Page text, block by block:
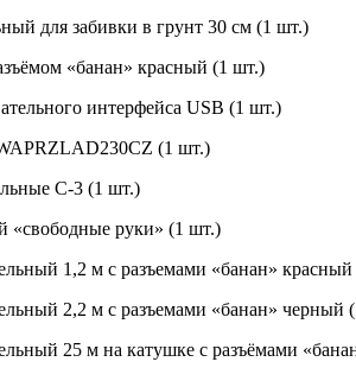
для забивки в грунт 30 см (1 шт.)
«банан» красный (1 шт.)
интерфейса USB (1 шт.)
(1 шт.)
C-3 (1 шт.)
«свободные руки» (1 шт.)
1,2 м с разъемами «банан»
2,2 м с разъемами «банан» черный
25 м на катушке с разъёмами